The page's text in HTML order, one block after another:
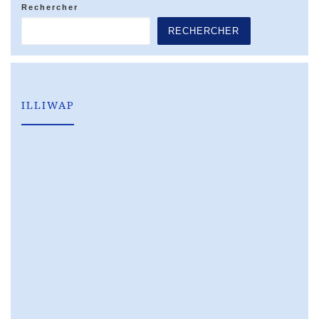
Rechercher
RECHERCHER
ILLIWAP